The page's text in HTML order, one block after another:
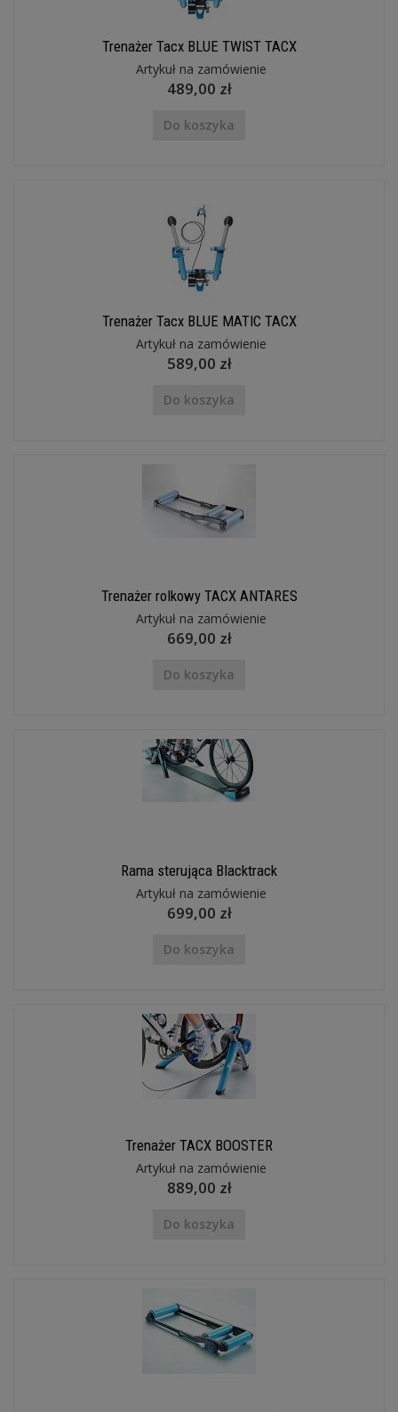
Trenażer Tacx BLUE TWIST TACX
Artykuł na zamówienie
489,00 zł
Do koszyka
Trenażer Tacx BLUE MATIC TACX
Artykuł na zamówienie
589,00 zł
Do koszyka
Trenażer rolkowy TACX ANTARES
Artykuł na zamówienie
669,00 zł
Do koszyka
Rama sterująca Blacktrack
Artykuł na zamówienie
699,00 zł
Do koszyka
Trenażer TACX BOOSTER
Artykuł na zamówienie
889,00 zł
Do koszyka